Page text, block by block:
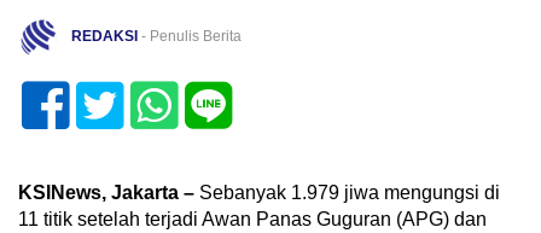
REDAKSI - Penulis Berita
KSINews, Jakarta – Sebanyak 1.979 jiwa mengungsi di
11 titik setelah terjadi Awan Panas Guguran (APG) dan